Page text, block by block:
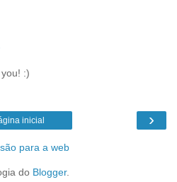
:)
›
inicial
para a web
do Blogger.